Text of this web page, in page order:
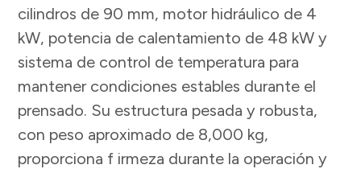
cilindros de 90 mm, motor hidráulico de 4
kW, potencia de calentamiento de 48 kW y
sistema de control de temperatura para
mantener condiciones estables durante el
prensado. Su estructura pesada y robusta,
con peso aproximado de 8,000 kg,
proporciona f irmeza durante la operación y